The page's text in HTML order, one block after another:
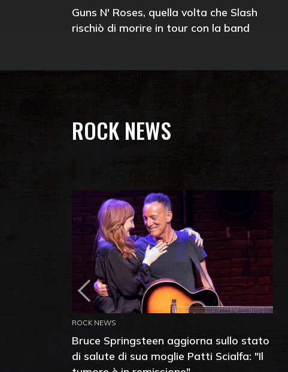
Guns N' Roses, quella volta che Slash
rischiò di morire in tour con la band
ROCK NEWS
ROCK NEWS
Bruce Springsteen aggiorna sullo stato
di salute di sua moglie Patti Scialfa: "Il